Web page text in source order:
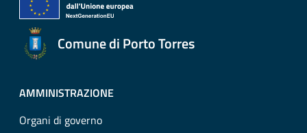
Comune di Porto Torres
AMMINISTRAZIONE
Organi di governo